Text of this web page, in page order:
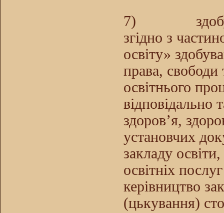
7)
згідно з
освіту»
права, свободи
освітнього
відповідально
здоров’я,
установчих
закладу
освітніх
керівництво
(цькування)